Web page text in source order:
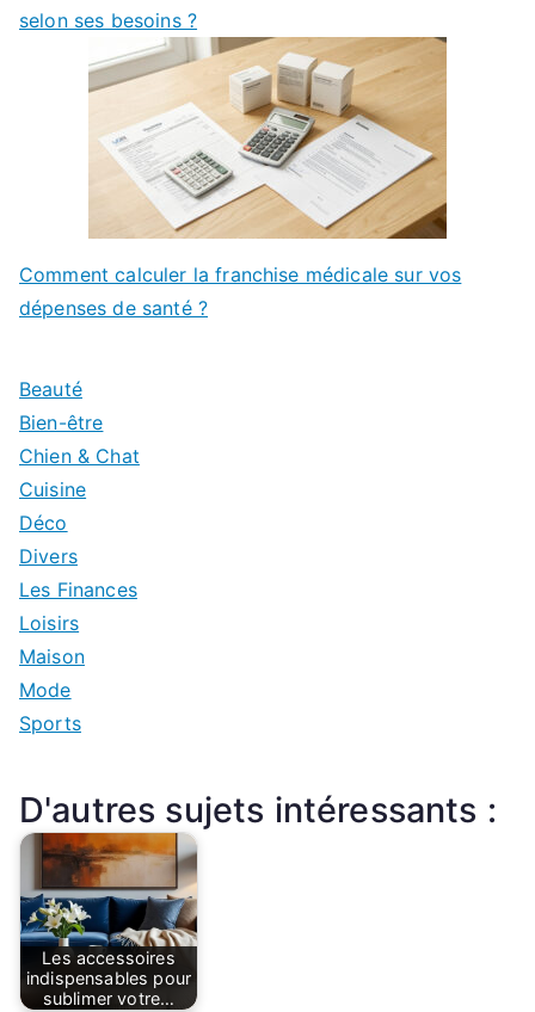
selon ses besoins ?
Comment calculer la franchise médicale sur vos
dépenses de santé ?
Beauté
Bien-être
Chien & Chat
Cuisine
Déco
Divers
Les Finances
Loisirs
Maison
Mode
Sports
D'autres sujets intéressants :
Les accessoires
indispensables pour
sublimer votre…